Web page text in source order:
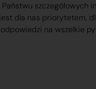
szczegółowych
dla nas priorytetem,
na wszelkie